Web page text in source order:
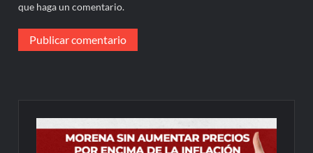
que haga un comentario.